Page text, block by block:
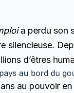
a perdu son
silencieuse.
d’êtres
au bord du
au pouvoir